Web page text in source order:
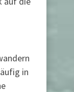
in